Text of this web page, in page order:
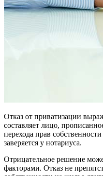
Отказ от приватизации
составляет лицо,
перехода прав
заверяется у нотариуса.
Отрицательное решение
факторами. Отказ не